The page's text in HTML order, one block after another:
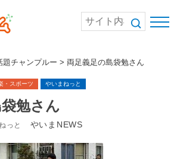
題チャンプルー > 両足義足の島袋勉さん
・スポーツ やいまねっと
勉さん
っと やいまNEWS